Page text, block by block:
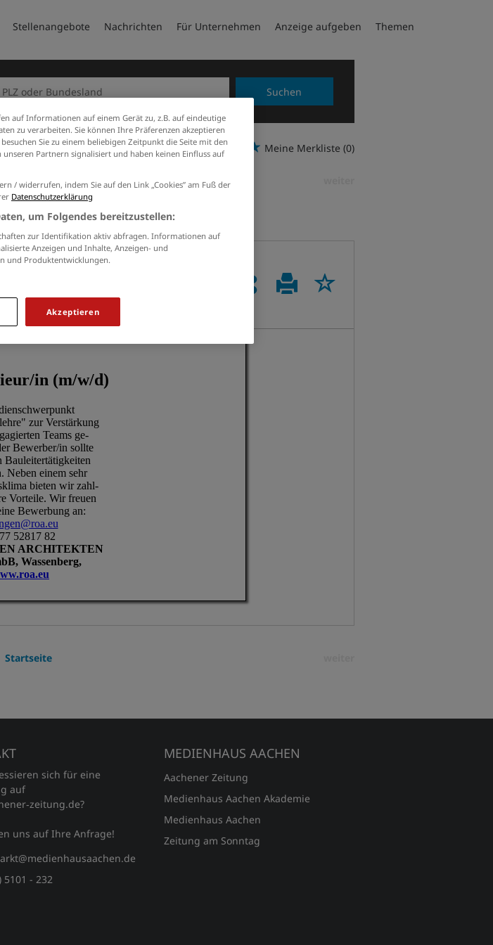
Stellenangebote Nachrichten Für Unternehmen Anzeige aufgeben Themen
Suchen
Meine Merkliste (0)
Startseite
Startseite
sich für eine
auf
uns auf Ihre Anfrage!
5101 - 232
MEDIENHAUS AACHEN
Aachener Zeitung
Medienhaus Aachen Akademie
Medienhaus Aachen
Zeitung am Sonntag
auf Informationen auf einem Gerät zu, z.B. auf eindeutige
zu verarbeiten. Sie können Ihre Präferenzen akzeptieren
Sie zu einem beliebigen Zeitpunkt die Seite mit den
Partnern signalisiert und haben keinen Einfluss auf
/ widerrufen, indem Sie auf den Link „Cookies” am Fuß der
Datenschutzerklärung
um Folgendes bereitzustellen:
zur Identifikation aktiv abfragen. Informationen auf
Anzeigen und Inhalte, Anzeigen- und
und Produktentwicklungen.
Akzeptieren